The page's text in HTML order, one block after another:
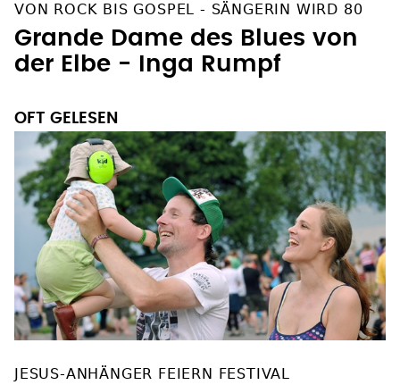
VON ROCK BIS GOSPEL - SÄNGERIN WIRD 80
Grande Dame des Blues von
der Elbe - Inga Rumpf
OFT GELESEN
JESUS-ANHÄNGER FEIERN FESTIVAL